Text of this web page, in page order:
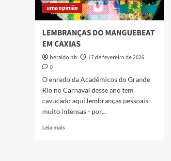
uma opinião
LEMBRANÇAS DO MANGUEBEAT
EM CAXIAS
heraldo hb
17 de fevereiro de 2026
0
O enredo da Acadêmicos do Grande
Rio no Carnaval desse ano tem
cavucado aqui lembranças pessoais
muito intensas - por...
Leia maisRead